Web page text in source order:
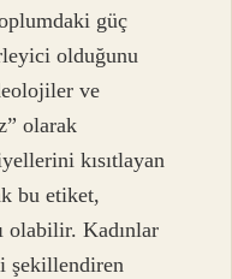
güç
olduğunu
ve
olarak
kısıtlayan
bu etiket,
olabilir. Kadınlar
şekillendiren